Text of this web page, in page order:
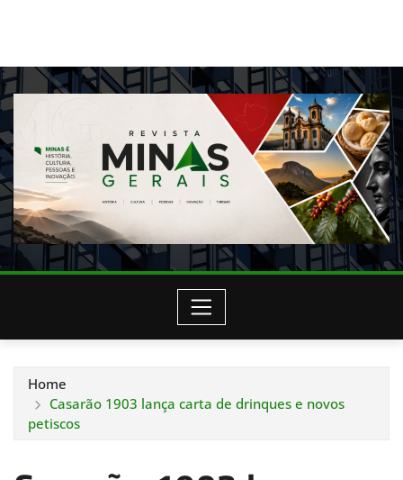
Home
Casarão 1903 lança carta de drinques e novos
petiscos